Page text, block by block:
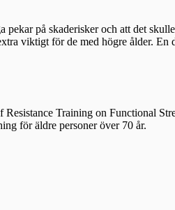
på skaderisker och att det
viktigt för de med högre ålder.
Training on Functional
för äldre personer över 70 år.